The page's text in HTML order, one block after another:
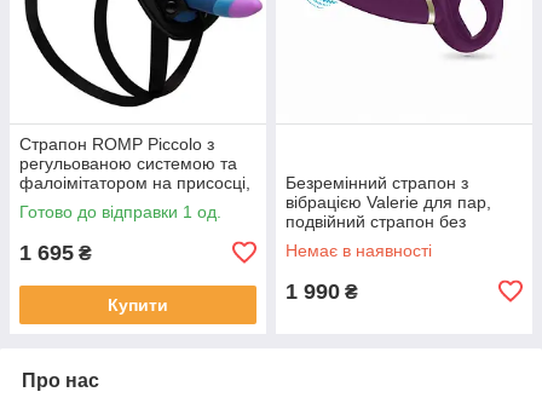
Страпон ROMP Piccolo з
регульованою системою та
фалоімітатором на присосці,
12,7 см
Готово до відправки 1 од.
1 695 ₴
Купити
Безремінний страпон з
вібрацією Valerie для пар,
подвійний страпон без
ременів, 12 режимів
Немає в наявності
1 990 ₴
Про нас